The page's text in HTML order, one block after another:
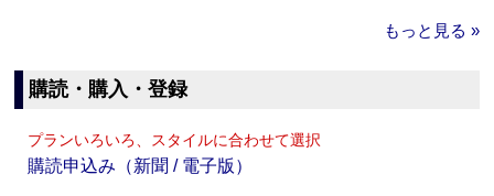
もっと見る »
購読・購入・登録
プランいろいろ、スタイルに合わせて選択
購読申込み（新聞 / 電子版）